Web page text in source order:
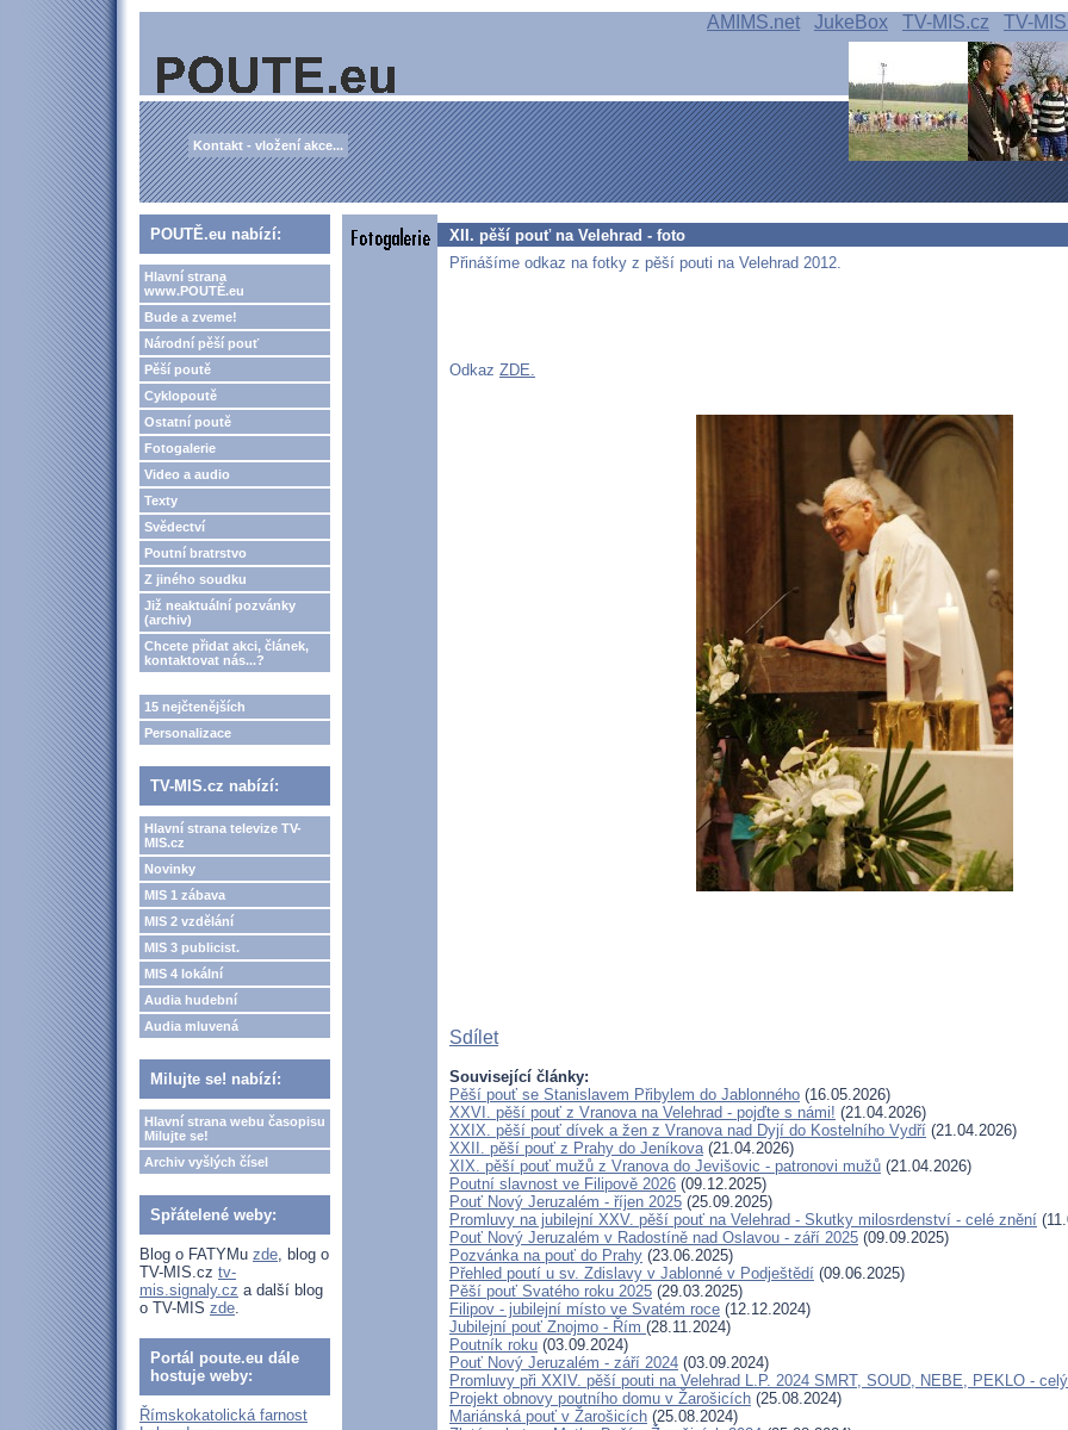
AMIMS.net JukeBox TV-MIS.cz TV-
Kontakt - vložení akce...
POUTĚ.eu nabízí:
Hlavní strana
www.POUTĚ.eu
Bude a zveme!
Národní pěší pouť
Pěší poutě
Cyklopoutě
Ostatní poutě
Fotogalerie
Video a audio
Texty
Svědectví
Poutní bratrstvo
Z jiného soudku
Již neaktuální pozvánky
(archiv)
Chcete přidat akci, článek,
kontaktovat nás...?
15 nejčtenějších
Personalizace
TV-MIS.cz nabízí:
Hlavní strana televize TV-
MIS.cz
Novinky
MIS 1 zábava
MIS 2 vzdělání
MIS 3 publicist.
MIS 4 lokální
Audia hudební
Audia mluvená
Milujte se! nabízí:
Hlavní strana webu časopisu
Milujte se!
Archiv vyšlých čísel
Spřátelené weby:
Blog o FATYMu zde, blog o
TV-MIS.cz tv-
mis.signaly.cz a další blog
o TV-MIS zde.
Portál poute.eu dále
hostuje weby:
Římskokatolická farnost
XII. pěší pouť na Velehrad - foto
Přinášíme odkaz na fotky z pěší pouti na Velehrad 2012.
Odkaz ZDE.
Sdílet
Související články:
Pěší pouť se Stanislavem Přibylem do Jablonného (16.05.2026)
XXVI. pěší pouť z Vranova na Velehrad - pojďte s námi! (21.04.2026)
XXIX. pěší pouť dívek a žen z Vranova nad Dyjí do Kostelního Vydří (21.04.2026)
XXII. pěší pouť z Prahy do Jeníkova(21.04.2026)
XIX. pěší pouť mužů z Vranova do Jevišovic - patronovi mužů (21.04.2026)
Poutní slavnost ve Filipově 2026 (09.12.2025)
Pouť Nový Jeruzalém - říjen 2025 (25.09.2025)
Promluvy na jubilejní XXV. pěší pouť na Velehrad - Skutky milosrdenství - celé znění
Pouť Nový Jeruzalém v Radostíně nad Oslavou - září 2025 (09.09.2025)
Pozvánka na pouť do Prahy (23.06.2025)
Přehled poutí u sv. Zdislavy v Jablonné v Podještědí (09.06.2025)
Pěší pouť Svatého roku 2025 (29.03.2025)
Filipov - jubilejní místo ve Svatém roce (12.12.2024)
Jubilejní pouť Znojmo - Řím (28.11.2024)
Poutník roku (03.09.2024)
Pouť Nový Jeruzalém - září 2024 (03.09.2024)
Promluvy při XXIV. pěší pouti na Velehrad L.P. 2024 SMRT, SOUD, NEBE, PEKLO -
Projekt obnovy poutního domu v Žarošicích (25.08.2024)
Mariánská pouť v Žarošicích (25.08.2024)